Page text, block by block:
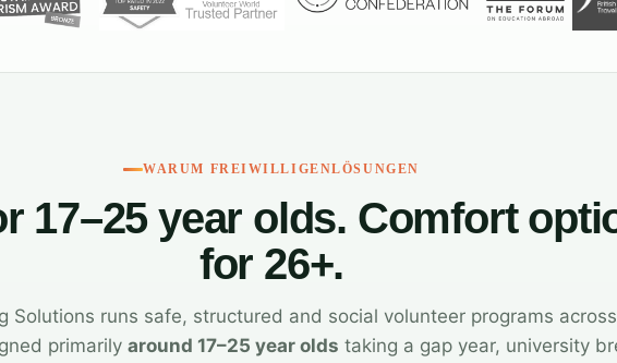
WARUM FREIWILLIGENLÖSUNGEN
17–25 year olds. Comfort
for 26+.
Solutions runs safe, structured and social volunteer programs
primarily around 17–25 year olds taking a gap year, university